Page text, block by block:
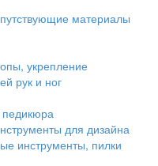
материалы
укрепление
рук и ног
для дизайна
инструменты, пилки